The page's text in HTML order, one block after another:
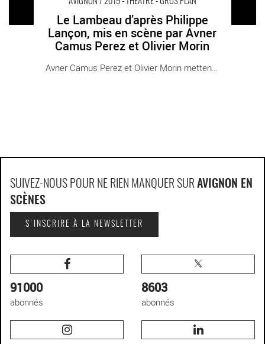
Le Lambeau d’après Philippe
Lançon, mis en scène par Avner
Camus Perez et Olivier Morin
Avner Camus Perez et Olivier Morin mettent en [...]
SUIVEZ-NOUS POUR NE RIEN MANQUER SUR AVIGNON EN
SCÈNES
S'INSCRIRE À LA NEWSLETTER
91000
abonnés
8603
abonnés